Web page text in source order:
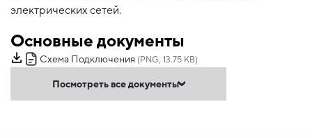
электрических сетей.
Основные документы
Схема Подключения (PNG, 13.75 KB)
Посмотреть все документы